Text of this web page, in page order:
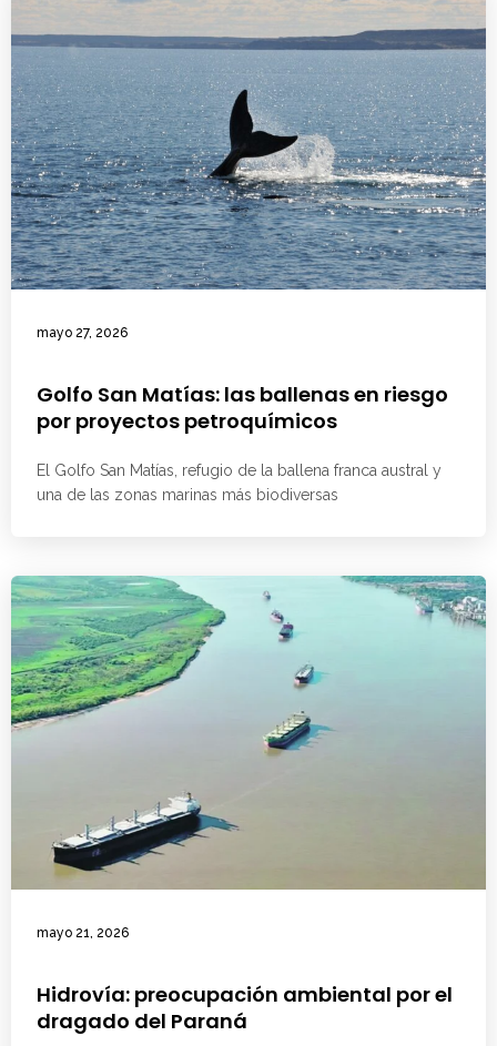
mayo 27, 2026
Golfo San Matías: las ballenas en riesgo
por proyectos petroquímicos
El Golfo San Matías, refugio de la ballena franca austral y
una de las zonas marinas más biodiversas
mayo 21, 2026
Hidrovía: preocupación ambiental por el
dragado del Paraná